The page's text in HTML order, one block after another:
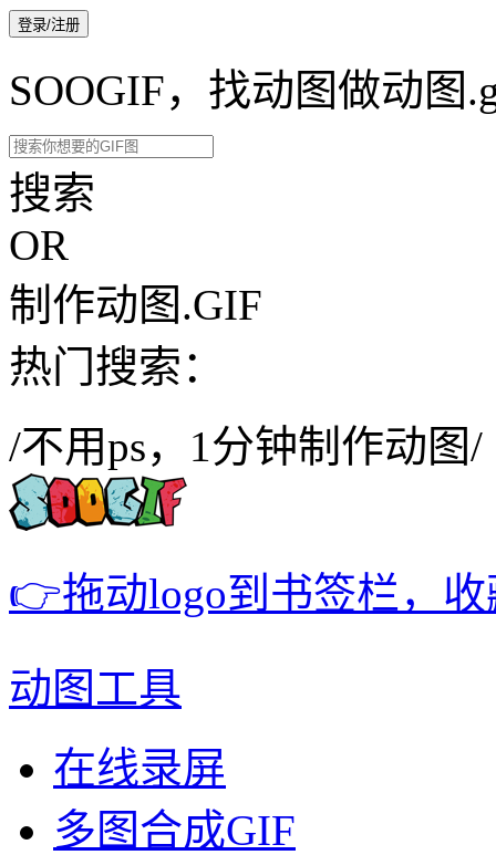
登录/注册
SOOGIF，找动图做动图
搜索
OR
制作动图.GIF
热门搜索：
/不用ps，1分钟制作动图/
👉拖动logo到书签栏，
动图工具
在线录屏
多图合成GIF